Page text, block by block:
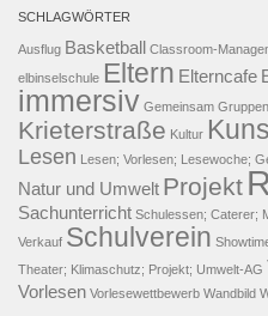
SCHLAGWÖRTER
Ausflug Basketball Classroom-
elbinselschule Eltern Elterncafe
immersiv Gemeinsam
Krieterstraße Kultur
Lesen Lesen; Vorlesen; Lesewoche;
Natur und Umwelt Projekt
Sachunterricht Schulessen; Caterer;
Verkauf Schulverein
Theater; Klimaschutz; Projekt; Umwelt-AG
Vorlesen Vorlesewettbewerb Wandbild